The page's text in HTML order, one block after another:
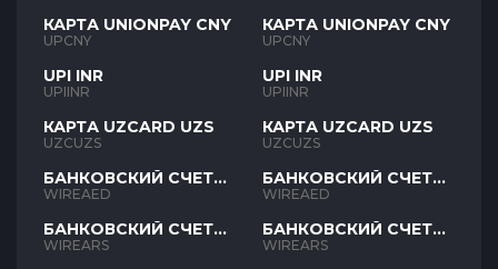
КАРТА UNIONPAY CNY
UPCNY
UPI INR
UPIINR
КАРТА UZCARD UZS
UZCUZS
БАНКОВСКИЙ СЧЕТ
AED
WIREAED
БАНКОВСКИЙ СЧЕТ
ARS
WIREARS
КАРТА UNIONPAY CNY
UPCNY
UPI INR
UPIINR
КАРТА UZCARD UZS
UZCUZS
БАНКОВСКИЙ СЧЕТ
AED
WIREAED
БАНКОВСКИЙ СЧЕТ
ARS
WIREARS